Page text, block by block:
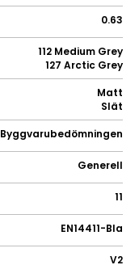
0.63
112 Medium Grey
127 Arctic Grey
Matt
Slät
Byggvarubedömningen
Generell
11
EN14411-BIa
V2